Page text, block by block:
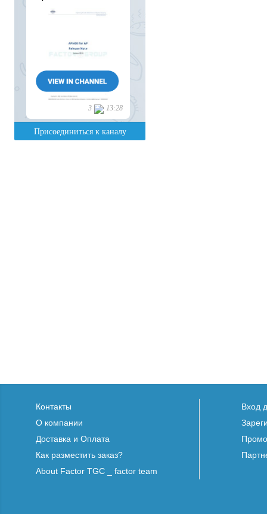
Контакты
О компании
Доставка и Оплата
Как разместить заказ?
About Factor TGC _ factor team
Вход